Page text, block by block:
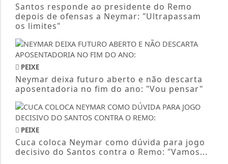
Santos responde ao presidente do Remo
depois de ofensas a Neymar: "Ultrapassam
os limites"
PEIXE
Neymar deixa futuro aberto e não descarta
aposentadoria no fim do ano: "Vou pensar"
PEIXE
Cuca coloca Neymar como dúvida para jogo
decisivo do Santos contra o Remo: "Vamos...